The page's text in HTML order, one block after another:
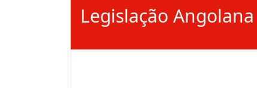
Legislação Angolana